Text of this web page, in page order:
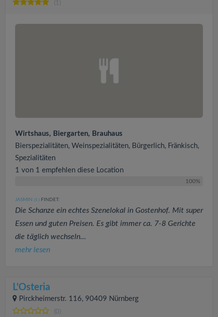
(1)
Wirtshaus, Biergarten, Brauhaus
Bierspezialitäten, Weinspezialitäten, Bürgerlich, Fränkisch,
Spezialitäten
1 von 1 empfehlen diese Location
100%
JASMIN (5 ) FINDET:
Die Schanze ein echtes Szenelokal in Gostenhof. Mit super
Essen und guten Preisen. Es gibt immer ca. 7-8 Gerichte
die täglich wechseln...
mehr lesen
L'Osteria
Pirckheimerstr. 116, 90409 Nürnberg
(0)